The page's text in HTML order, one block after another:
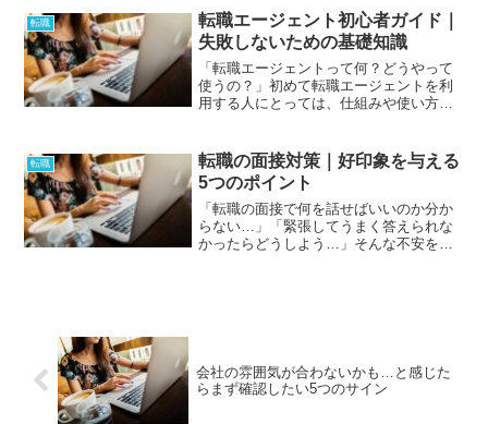
自分で求人を探して応募、企業と直接や
り取りができ...
転職
転職エージェント初心者ガイド｜
失敗しないための基礎知識
「転職エージェントって何？どうやって
使うの？」初めて転職エージェントを利
用する人にとっては、仕組みや使い方が
組み✅ どんな人に向いているのか？✅ 登
録から内定までの流...
転職
転職の面接対策｜好印象を与える
5つのポイント
「転職の面接で何を話せばいいのか分か
らない…」「緊張してうまく答えられな
かったらどうしよう…」そんな不安を抱
会社の雰囲気が合わないかも…と感じた
らまず確認したい5つのサイン